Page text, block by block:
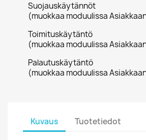
Suojauskäytännöt
(muokkaa moduulissa
Toimituskäytäntö
(muokkaa moduulissa
Palautuskäytäntö
(muokkaa moduulissa
Kuvaus Tuotetiedot